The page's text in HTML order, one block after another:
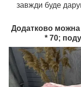
завжди буде
Додатково
* 70;